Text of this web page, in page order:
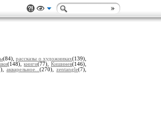
(84),рассказы о художниках(139),
(148),книги(77),Кишинев(146),
акварельное...(270),zentangle(7),